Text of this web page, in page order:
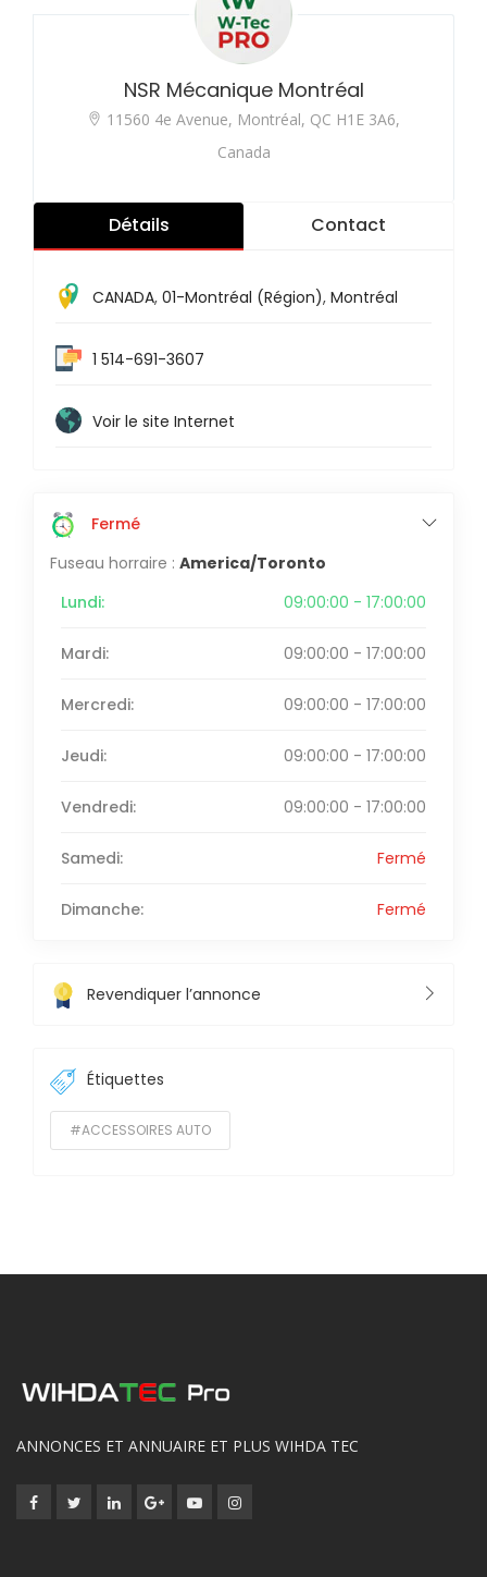
NSR Mécanique Montréal
11560 4e Avenue, Montréal, QC H1E 3A6,
Canada
Détails Contact
CANADA, 01-Montréal (Région), Montréal
1 514-691-3607
Voir le site Internet
Fermé
Fuseau horraire : America/Toronto
Lundi:
09:00:00 - 17:00:00
Mardi: 09:00:00 - 17:00:00
Mercredi: 09:00:00 - 17:00:00
Jeudi: 09:00:00 - 17:00:00
Vendredi: 09:00:00 - 17:00:00
Samedi: Fermé
Dimanche: Fermé
Revendiquer l’annonce
Étiquettes
#ACCESSOIRES AUTO
ANNONCES ET ANNUAIRE ET PLUS WIHDA TEC